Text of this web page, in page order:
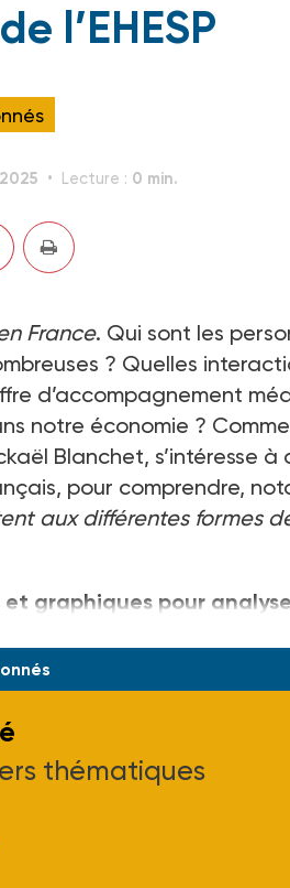
l’EHESP
Lecture : 0 min.
France. Qui sont les
? Quelles
d’accompagnement
notre économie ?
Blanchet, s’intéresse à
pour comprendre,
aux différentes formes
graphiques pour
thématiques